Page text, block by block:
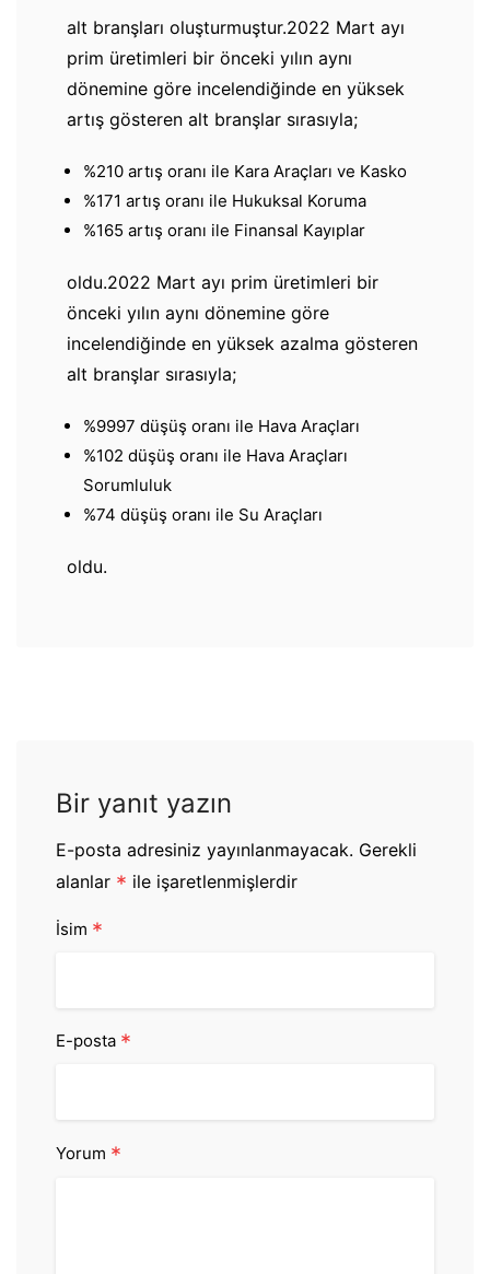
alt branşları oluşturmuştur.2022 Mart ayı
prim üretimleri bir önceki yılın aynı
dönemine göre incelendiğinde en yüksek
artış gösteren alt branşlar sırasıyla;
%210 artış oranı ile Kara Araçları ve Kasko
%171 artış oranı ile Hukuksal Koruma
%165 artış oranı ile Finansal Kayıplar
oldu.2022 Mart ayı prim üretimleri bir
önceki yılın aynı dönemine göre
incelendiğinde en yüksek azalma gösteren
alt branşlar sırasıyla;
%9997 düşüş oranı ile Hava Araçları
%102 düşüş oranı ile Hava Araçları
Sorumluluk
%74 düşüş oranı ile Su Araçları
oldu.
Bir yanıt yazın
E-posta adresiniz yayınlanmayacak. Gerekli
alanlar * ile işaretlenmişlerdir
İsim *
E-posta *
Yorum *